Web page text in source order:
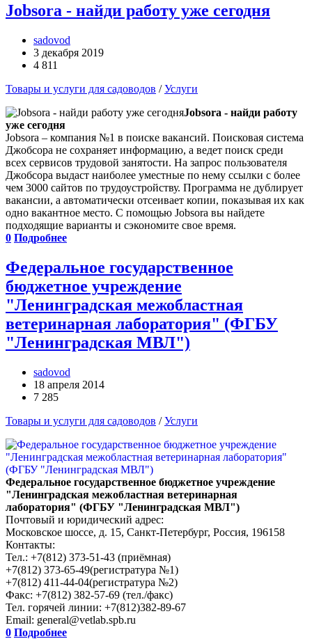
Jobsora - найди работу уже сегодня
sadovod
3 декабря 2019
4 811
Товары и услуги для садоводов /Услуги
Jobsora - найди работу
уже сегодня
Jobsora – компания №1 в поиске вакансий. Поисковая система
Джобсора не сохраняет информацию, а ведет поиск среди
всех сервисов трудовой занятости. На запрос пользователя
Джобсора выдаст наиболее уместные по нему ссылки с более
чем 3000 сайтов по трудоустройству. Программа не дублирует
вакансии, а автоматически отсеивает копии, показывая их как
одно вакантное место. С помощью Jobsora вы найдете
подходящие варианты и сэкономите свое время.
0 Подробнее
Федеральное государственное
бюджетное учреждение
"Ленинградская межобластная
ветеринарная лаборатория" (ФГБУ
"Ленинградская МВЛ")
sadovod
18 апреля 2014
7 285
Товары и услуги для садоводов /Услуги
Федеральное государственное бюджетное учреждение
"Ленинградская межобластная ветеринарная
лаборатория" (ФГБУ "Ленинградская МВЛ")
Почтовый и юридический адрес:
Московское шоссе, д. 15, Санкт-Петербург, Россия, 196158
Контакты:
Тел.: +7(812) 373-51-43 (приёмная)
+7(812) 373-65-49(регистратура №1)
+7(812) 411-44-04(регистратура №2)
Факс: +7(812) 382-57-69 (тел./факс)
Тел. горячей линии: +7(812)382-89-67
Email: general@vetlab.spb.ru
0 Подробнее